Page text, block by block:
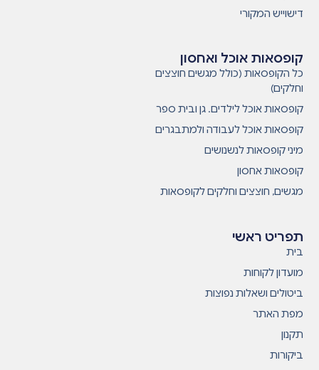
תפריט ראשי
בית
מועדון לקוחות
ביטולים ושאלות נפוצות
מפת האתר
תקנון
ביקורות
קופסאות אוכל ואחסון
כל הקופסאות (כולל מגשים חוצצים
וחלקים)
קופסאות אוכל לילדים. גן ובית ספר
קופסאות אוכל לעבודה ולמתבגרים
מיני קופסאות לנשנושים
קופסאות אחסון
מגשים, חוצצים וחלקים לקופסאות
דישוייש המקורי